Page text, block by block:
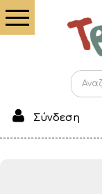
Σύνδεση